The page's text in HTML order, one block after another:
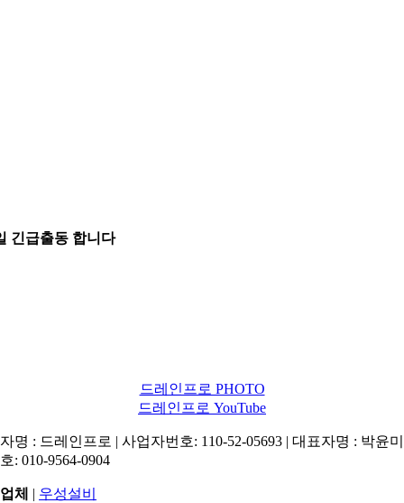
긴급출동 합니다
드레인프로 PHOTO
드레인프로 YouTube
명 : 드레인프로 | 사업자번호: 110-52-05693 | 대표자명 : 박윤
: 010-9564-0904
체 | 우성설비